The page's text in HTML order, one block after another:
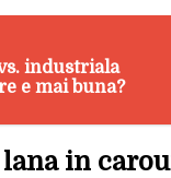
industriala
e mai buna?
lana in